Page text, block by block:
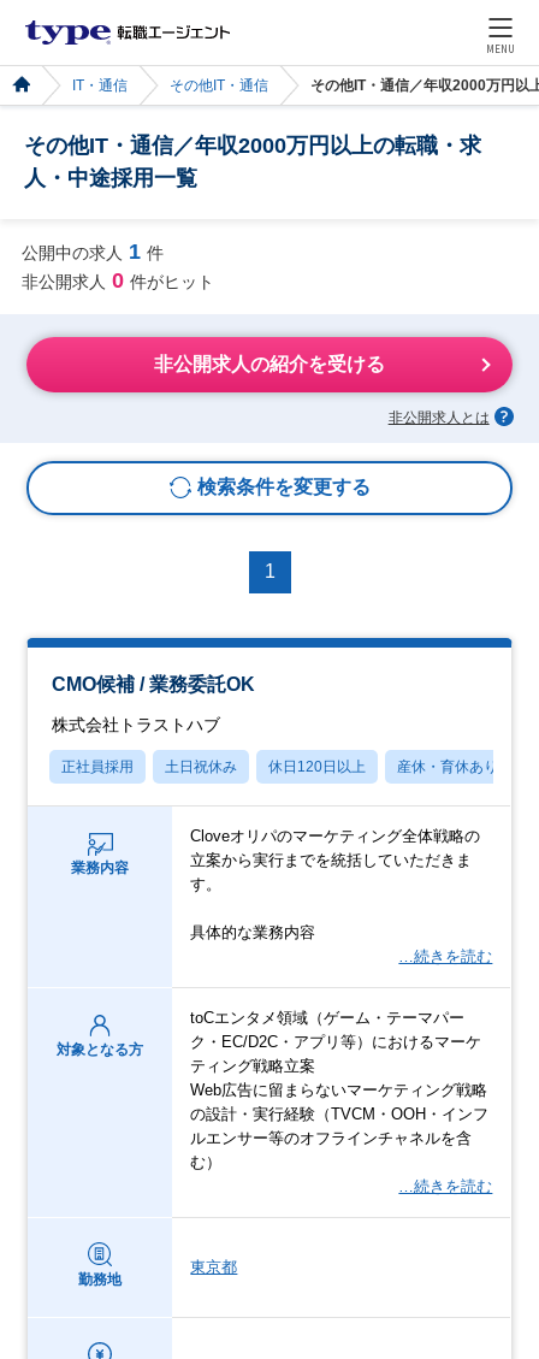
MENU
IT・通信 その他IT・通信 その他IT・通信／年収2000万円以
その他IT・通信／年収2000万円以上の転職・求
人・中途採用一覧
公開中の求人 1 件
非公開求人 0 件がヒット
非公開求人の紹介を受ける
非公開求人とは
検索条件を変更する
1
CMO候補 / 業務委託OK
株式会社トラストハブ
正社員採用 土日祝休み 休日120日以上 産休・育休あり
業務内容
Cloveオリパのマーケティング全体戦略の
立案から実行までを統括していただきま
す。
具体的な業務内容
…続きを読む
対象となる方
toCエンタメ領域（ゲーム・テーマパー
ク・EC/D2C・アプリ等）におけるマーケ
ティング戦略立案
Web広告に留まらないマーケティング戦略
の設計・実行経験（TVCM・OOH・インフ
ルエンサー等のオフラインチャネルを含
む）
…続きを読む
勤務地
東京都